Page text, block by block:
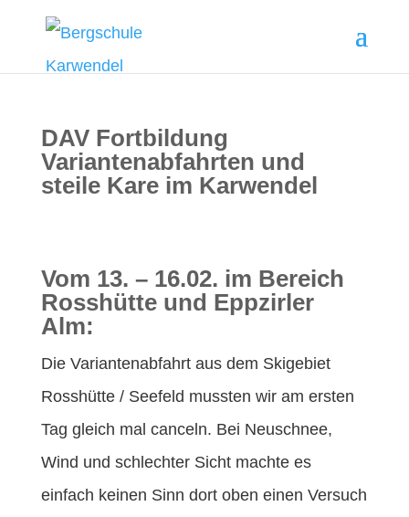
DAV Fortbildung
Variantenabfahrten und
steile Kare im Karwendel
Vom 13. – 16.02. im Bereich
Rosshütte und Eppzirler
Alm:
Die Variantenabfahrt aus dem Skigebiet
Rosshütte / Seefeld mussten wir am ersten
Tag gleich mal canceln. Bei Neuschnee,
Wind und schlechter Sicht machte es
einfach keinen Sinn dort oben einen Versuch